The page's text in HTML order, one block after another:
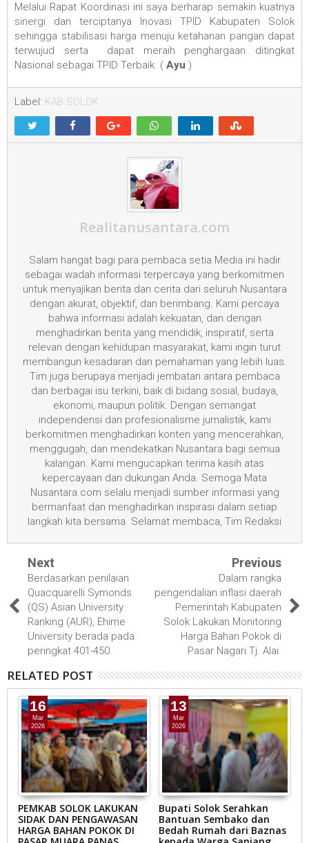
Melalui Rapat Koordinasi ini saya berharap semakin kuatnya
sinergi dan terciptanya Inovasi TPID Kabupaten Solok
sehingga stabilisasi harga menuju ketahanan pangan dapat
terwujud serta dapat meraih penghargaan ditingkat
Nasional sebagai TPID Terbaik. ( Ayu )
Label: KAB.SOLOK
Realitanusantara.com
Salam hangat bagi para pembaca setia Media ini hadir
sebagai wadah informasi terpercaya yang berkomitmen
untuk menyajikan berita dan cerita dari seluruh Nusantara
dengan akurat, objektif, dan berimbang. Kami percaya
bahwa informasi adalah kekuatan, dan dengan
menghadirkan berita yang mendidik, inspiratif, serta
relevan dengan kehidupan masyarakat, kami ingin turut
membangun kesadaran dan pemahaman yang lebih luas.
Tim juga berupaya menjadi jembatan antara pembaca
dan berbagai isu terkini, baik di bidang sosial, budaya,
ekonomi, maupun politik. Dengan semangat
independensi dan profesionalisme jurnalistik, kami
berkomitmen menghadirkan konten yang mencerahkan,
menggugah, dan mendekatkan Nusantara bagi semua
kalangan. Kami mengucapkan terima kasih atas
kepercayaan dan dukungan Anda. Semoga Mata
Nusantara.com selalu menjadi sumber informasi yang
bermanfaat dan menghadirkan inspirasi dalam setiap
langkah kita bersama. Selamat membaca, Tim Redaksi
Next
Berdasarkan penilaian
Quacquarelli Symonds
(QS) Asian University
Ranking (AUR), Ehime
University berada pada
peringkat 401-450.
Previous
Dalam rangka
pengendalian inflasi daerah
Pemerintah Kabupaten
Solok Lakukan Monitoring
Harga Bahan Pokok di
Pasar Nagari Tj. Alai.
RELATED POST
16
Mar
2026
PEMKAB SOLOK LAKUKAN
SIDAK DAN PENGAWASAN
HARGA BAHAN POKOK DI
13
Mar
2026
Bupati Solok Serahkan
Bantuan Sembako dan
Bedah Rumah dari Baznas